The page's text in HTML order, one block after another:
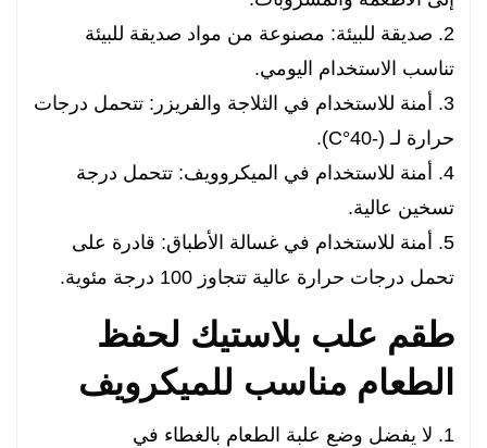
2. صديقة للبيئة: مصنوعة من مواد صديقة للبيئة
تناسب الاستخدام اليومي.
3. أمنة للاستخدام في الثلاجة والفريزر: تتحمل درجات
حرارة لـ (-40°C).
4. أمنة للاستخدام في الميكروويف: تتحمل درجة
تسخين عالية.
5. أمنة للاستخدام في غسالة الأطباق: قادرة على
تحمل درجات حرارة عالية تتجاوز 100 درجة مئوية.
طقم علب بلاستيك لحفظ
الطعام مناسب للميكرويف
1. لا يفضل وضع علبة الطعام بالغطاء في